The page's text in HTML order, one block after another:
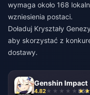
wymaga około 168
wzniesienia postaci.
Doładuj Kryształy
aby skorzystać z
dostawy.
Genshin Impact
4.82 868